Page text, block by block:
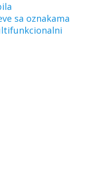
sa oznakama